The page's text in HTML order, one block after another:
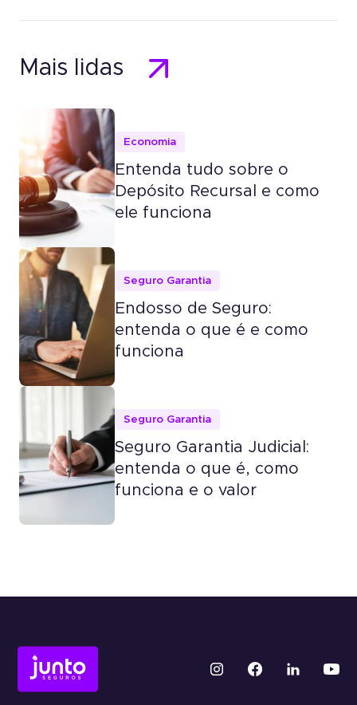
Mais lidas
Economia
Entenda tudo sobre o
Depósito Recursal e como
ele funciona
Seguro Garantia
Endosso de Seguro:
entenda o que é e como
funciona
Seguro Garantia
Seguro Garantia Judicial:
entenda o que é, como
funciona e o valor